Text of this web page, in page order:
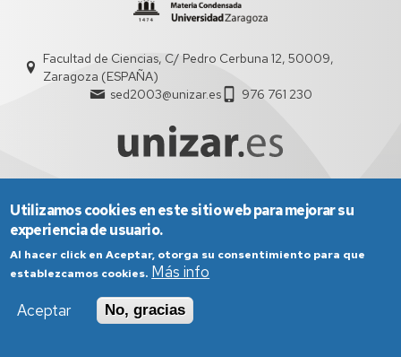
Facultad de Ciencias, C/ Pedro Cerbuna 12, 50009,
Zaragoza (ESPAÑA)
sed2003@unizar.es
976 761 230
Aviso Legal
Condiciones generales de uso
Política de Privacidad
Utilizamos cookies en este sitio web para mejorar su
experiencia de usuario.
Al hacer click en Aceptar, otorga su consentimiento para que
establezcamos cookies. Más info
Aceptar
No, gracias